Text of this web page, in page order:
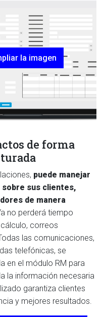
de forma
puede manejar
sus clientes,
de manera
no perderá tiempo
correos
las comunicaciones,
telefónicas, se
en el módulo RM para
la información necesaria
garantiza clientes
y mejores resultados.
la imagen